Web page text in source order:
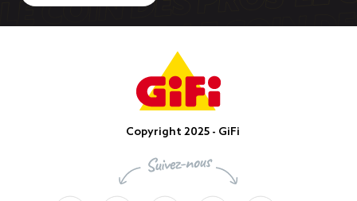
Copyright 2025 - GiFi